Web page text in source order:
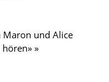
Maron und Alice
»